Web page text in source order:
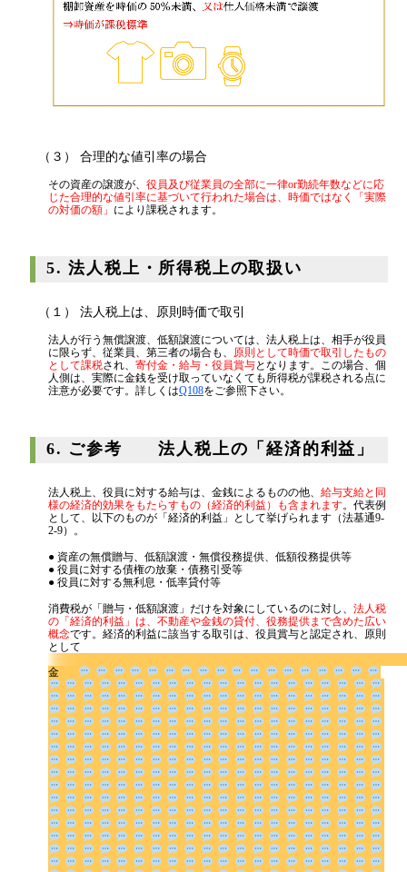
（３） 合理的な値引率の場合
その資産の譲渡が、 役員及び従業員の全部に一律or勤続年数などに応
じた合理的な値引率に基づいて行われた場合は、時価ではなく「実際
の対価の額」 により課税されます。
5. 法人税上・所得税上の取扱い
（１） 法人税上は、原則時価で取引
法人が行う無償譲渡、低額譲渡については、法人税上は、相手が役員
に限らず、従業員、第三者の場合も、 原則として時価で取引したもの
として課税され、 寄付金・給与・役員賞与となります。この場合、個
人側は、実際に金銭を受け取っていなくても所得税が課税される点に
注意が必要です。詳しくはQ108をご参照下さい。
6. ご参考 法人税上の「経済的利益」
法人税上、役員に対する給与は、金銭によるものの他、 給与支給と同
様の経済的効果をもたらすもの（経済的利益）も含まれます。代表例
として、以下のものが「経済的利益」として挙げられます（法基通9-
2-9）。
● 資産の無償贈与、低額譲渡・無償役務提供、低額役務提供等
● 役員に対する債権の放棄・債務引受等
● 役員に対する無利息・低率貸付等
消費税が「贈与・低額譲渡」だけを対象にしているのに対し、 法人税
の「経済的利益」は、不動産や金銭の貸付、役務提供まで含めた広い
概念です。経済的利益に該当する取引は、役員賞与と認定され、原則
として
金